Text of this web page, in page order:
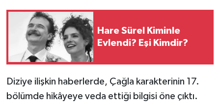
Hare Sürel Kiminle
Evlendi? Eşi Kimdir?
Diziye ilişkin haberlerde, Çağla karakterinin 17.
bölümde hikâyeye veda ettiği bilgisi öne çıktı.